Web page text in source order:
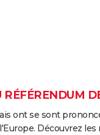
RÉFÉRENDUM
ont se sont
Découvrez